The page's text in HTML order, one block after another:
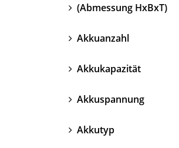
(Abmessung HxBxT)
Akkuanzahl
Akkukapazität
Akkuspannung
Akkutyp